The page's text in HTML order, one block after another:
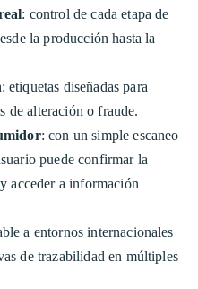
: control de cada etapa de
la producción hasta la
: etiquetas diseñadas para
de alteración o fraude.
: con un simple escaneo
puede confirmar la
acceder a información
a entornos internacionales
de trazabilidad en múltiples